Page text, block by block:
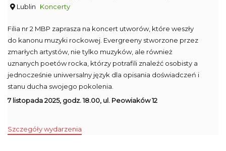
Lublin
Koncerty
Filia nr 2 MBP zaprasza na koncert utworów, które weszły
do kanonu muzyki rockowej. Evergreeny stworzone przez
zmarłych artystów, nie tylko muzyków, ale również
uznanych poetów rocka, którzy potrafili znaleźć osobisty a
jednocześnie uniwersalny język dla opisania doświadczeń i
stanu ducha swojego pokolenia.
7 listopada 2025, godz. 18.00, ul. Peowiaków 12
Szczegóły wydarzenia